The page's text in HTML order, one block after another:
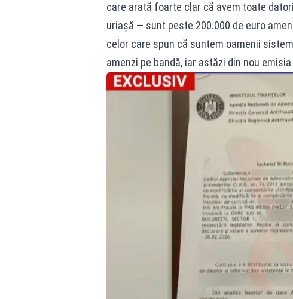
care arată foarte clar că avem toate
uriașă — sunt peste 200.000 de euro
celor care spun că suntem oamenii
amenzi pe bandă, iar astăzi din nou